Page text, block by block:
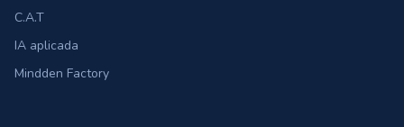
C.A.T
IA aplicada
Mindden Factory